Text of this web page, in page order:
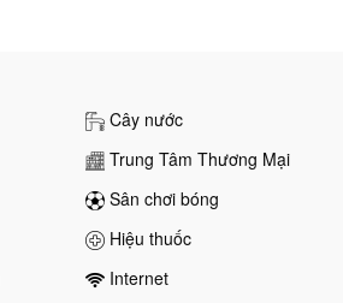
Cây nước
Trung Tâm Thương Mại
Sân chơi bóng
Hiệu thuốc
Internet